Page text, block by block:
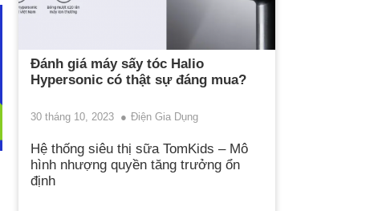
Đánh giá máy sấy tóc Halio
Hypersonic có thật sự đáng mua?
30 tháng 10, 2023 Điện Gia Dụng
Hệ thống siêu thị sữa TomKids – Mô
hình nhượng quyền tăng trưởng ổn
định